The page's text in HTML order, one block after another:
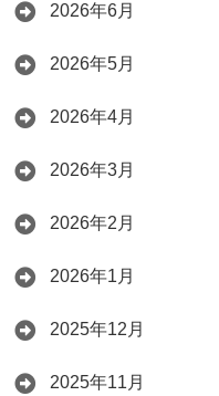
2026年6月
2026年5月
2026年4月
2026年3月
2026年2月
2026年1月
2025年12月
2025年11月